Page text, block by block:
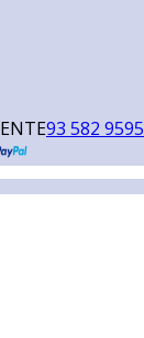
93 582 9595